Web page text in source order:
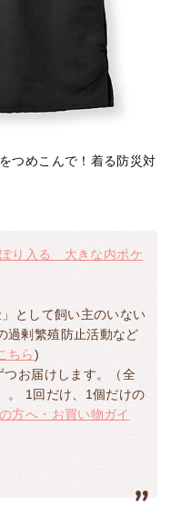
つめこんで！着る防災対
り入る 大きな内ポケ
として飼い主のいない
過剰繁殖防止活動など
ちら)
お届けします。（全
。 1回だけ、1個だけの
方へ・お買い物ガイ